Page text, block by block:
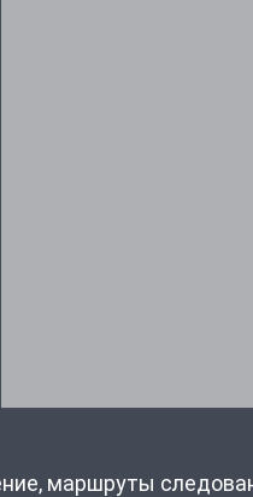
маршруты